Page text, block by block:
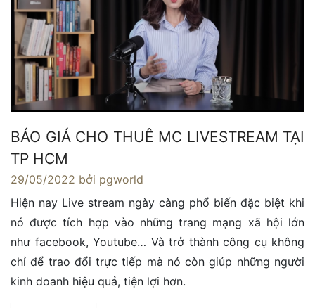
BÁO GIÁ CHO THUÊ MC LIVESTREAM TẠI
TP HCM
29/05/2022 bởi pgworld
Hiện nay Live stream ngày càng phổ biến đặc biệt khi
nó được tích hợp vào những trang mạng xã hội lớn
như facebook, Youtube… Và trở thành công cụ không
chỉ để trao đổi trực tiếp mà nó còn giúp những người
kinh doanh hiệu quả, tiện lợi hơn.